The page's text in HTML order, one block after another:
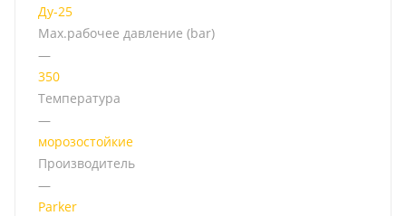
Ду-25
Мах.рабочее давление (bar)
—
350
Температура
—
морозостойкие
Производитель
—
Parker